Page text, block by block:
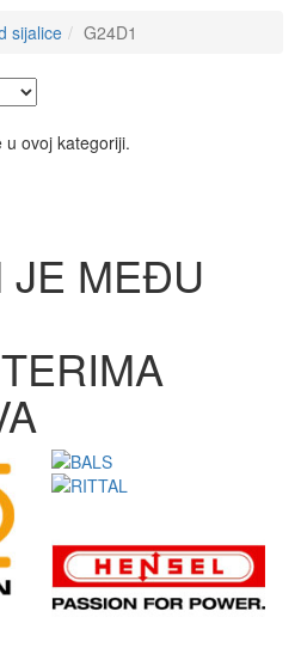
sijalice G24D1
ovoj kategoriji.
JE MEĐU